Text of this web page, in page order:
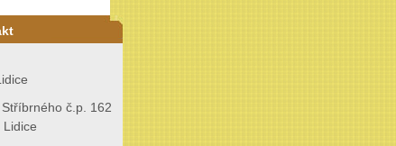
č.p. 162
Lidice